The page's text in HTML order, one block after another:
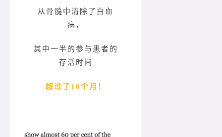
从骨髓中清除了白血
病，
其中一半的参与患者的
存活时间
超过了10个月！